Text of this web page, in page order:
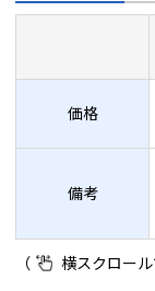
価格
備考